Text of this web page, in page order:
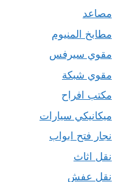
مصاعد
مطابخ المنيوم
مقوي سيرفس
مقوي شبكة
مكتب افراح
ميكانيكي سيارات
نجار فتح ابواب
نقل اثاث
نقل عفش